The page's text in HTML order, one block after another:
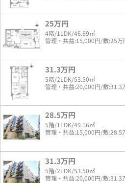
25万円
4階/1LDK/46.69㎡
管理・共益:15,000円/敷:25万
31.3万円
5階/2LDK/53.50㎡
管理・共益:20,000円/敷:31.3
28.5万円
5階/1LDK/49.16㎡
管理・共益:15,000円/敷:28.5
31.3万円
5階/2LDK/53.50㎡
管理・共益:20,000円/敷:31.3